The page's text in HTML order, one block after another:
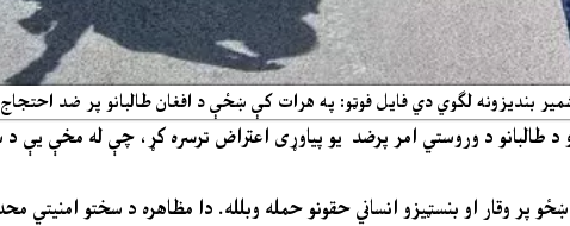
بندیزونه لګوي دي فایل فوټو: په هرات کې ښځې د افغان طالبانو پر ضد احتجاج
د طالبانو د وروستي امر پرضد یو پیاوړی اعتراض ترسره کړ، چې له مخې یې د
وقار او بنسټیزو انساني حقونو حمله وبلله. دا مظاهره د سختو امنیتي